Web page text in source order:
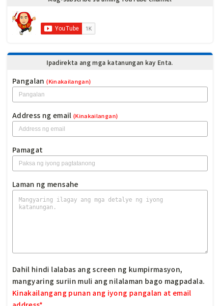
Ipadirekta ang mga katanungan kay Enta.
Pangalan (Kinakailangan)
Address ng email (Kinakailangan)
Pamagat
Laman ng mensahe
Dahil hindi lalabas ang screen ng kumpirmasyon,
mangyaring suriin muli ang nilalaman bago magpadala.
Kinakailangang punan ang iyong pangalan at email